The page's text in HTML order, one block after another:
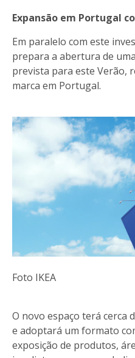
Expansão em Portugal
Em paralelo com este
prepara a abertura de
prevista para este Verão,
marca em Portugal.
Foto IKEA
O novo espaço terá cerca
e adoptará um formato
exposição de produtos,